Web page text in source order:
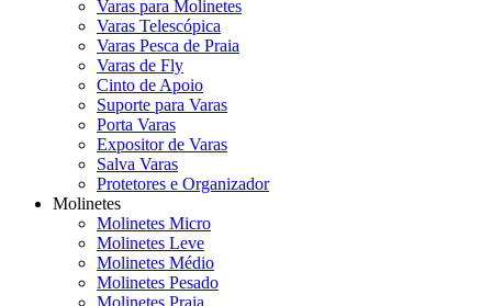
Varas para Molinetes
Varas Telescópica
Varas Pesca de Praia
Varas de Fly
Cinto de Apoio
Suporte para Varas
Porta Varas
Expositor de Varas
Salva Varas
Protetores e Organizador
Molinetes
Molinetes Micro
Molinetes Leve
Molinetes Médio
Molinetes Pesado
Molinetes Praia